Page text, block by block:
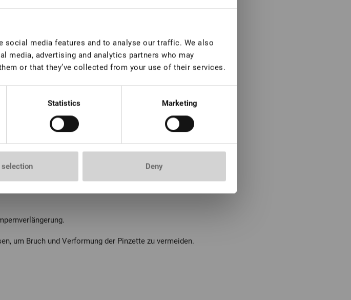
media features and to analyse our traffic. We also
media, advertising and analytics partners who may
or that they’ve collected from your use of their services.
Statistics Marketing
Deny
um Bruch und Verformung der Pinzette zu vermeiden.